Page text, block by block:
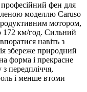
фен для
моделлю Caruso
мотором,
172 км/год. Сильний
навіть з
збереже природний
форма і прекрасне
передпліччя,
і менше втоми